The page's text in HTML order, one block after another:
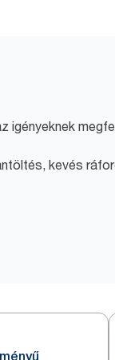
igényeknek
kevés